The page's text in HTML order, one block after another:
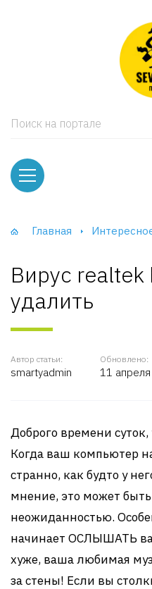
Поиск на портале
Главная
Вирус realtek
удалить
Автор статьи:
smartyadmin
Обновлено:
11
Доброго времени
Когда ваш компьютер
странно, как будто у
мнение, это может
неожиданностью.
начинает ОСЛЫШАТЬ
хуже, ваша любимая
за стены! Если вы
и тумбы